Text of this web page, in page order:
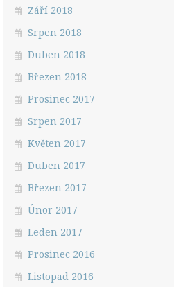
Září 2018
Srpen 2018
Duben 2018
Březen 2018
Prosinec 2017
Srpen 2017
Květen 2017
Duben 2017
Březen 2017
Únor 2017
Leden 2017
Prosinec 2016
Listopad 2016